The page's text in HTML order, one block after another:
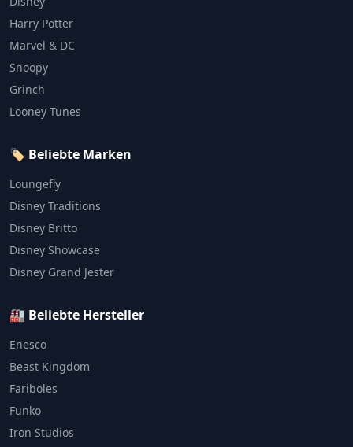
Harry Potter
Marvel & DC
Snoopy
Grinch
Looney Tunes
🏷️ Beliebte Marken
Loungefly
Disney Traditions
Disney Britto
Disney Showcase
Disney Grand Jester
🏭 Beliebte Hersteller
Enesco
Beast Kingdom
Fariboles
Funko
Iron Studios